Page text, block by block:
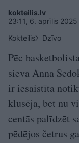
kokteilis.lv
23:11, 6. aprīlis 2025
Kokteilis
Dzīvo
Pēc
sieva Anna
ir iesaistīta
klusēja, bet nu
centās palīdzēt
pēdējos četrus